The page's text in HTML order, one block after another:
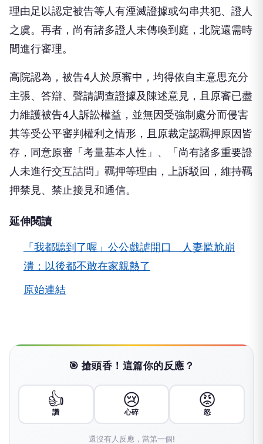
理由足以認定被告等人有湮滅證據或勾串共犯、證人
之虞。再者，尚有諸多證人未傳喚到庭，北院還需時
間進行審理。
高院認為，被告4人於原審中，均得依自主意思充分
主張、答辯、聲請調查證據及陳述意見，且原審已盡
力維護被告4人訴訟權益，並無因受強制處分而侵害
其等受公平審判權利之情形，且原裁定認羈押原因皆
存，同意原審「考量基本人性」、「尚有諸多重要證
人未進行交互詰問」羈押等理由，上訴駁回，維持羈
押禁見、禁止接見和通信。
延伸閱讀
「我都聽到了喔」公公戲謔開口 人妻尷尬崩
潰：以後都不敢在家親熱了
原始連結
🎯 搶頭香！這篇你的反應？
👍
讚
😢
心碎
😡
怒
還沒有人反應，當第一個!